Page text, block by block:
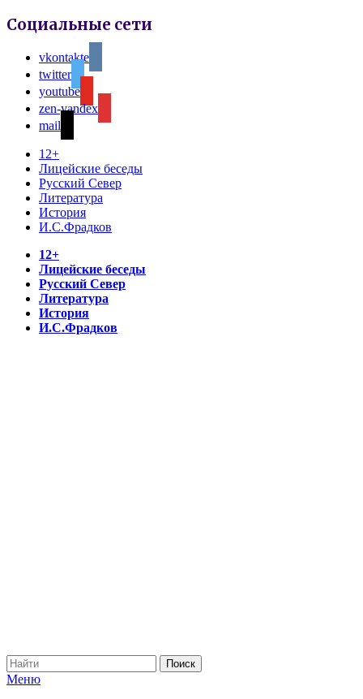
Социальные сети
vkontakte
twitter
youtube
zen-yandex
mail
12+
Лицейские беседы
Русский Север
Литература
История
И.С.Фрадков
12+
Лицейские беседы
Русский Север
Литература
История
И.С.Фрадков
Меню